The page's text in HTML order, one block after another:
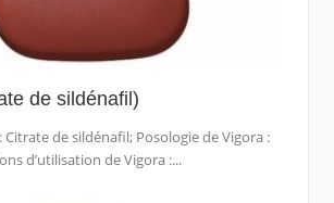
de sildénafil)
de sildénafil; Posologie de Vigora :
d’utilisation de Vigora :...